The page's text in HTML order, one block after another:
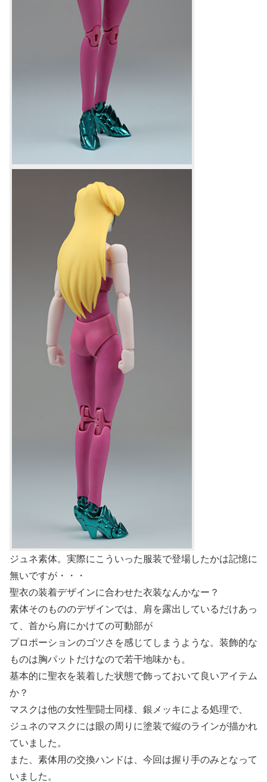
ジュネ素体。実際にこういった服装で登場したかは記憶に
無いですが・・・
聖衣の装着デザインに合わせた衣装なんかなー？
素体そのもののデザインでは、肩を露出しているだけあっ
て、首から肩にかけての可動部が
プロポーションのゴツさを感じてしまうような。装飾的な
ものは胸パットだけなので若干地味かも。
基本的に聖衣を装着した状態で飾っておいて良いアイテム
か？
マスクは他の女性聖闘士同様、銀メッキによる処理で、
ジュネのマスクには眼の周りに塗装で縦のラインが描かれ
ていました。
また、素体用の交換ハンドは、今回は握り手のみとなって
いました。